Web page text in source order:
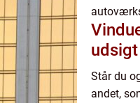
Står du
andet,